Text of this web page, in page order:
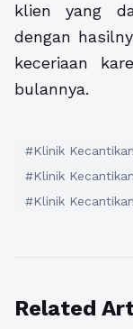
klien yang
dengan
keceriaan
bulannya.
#Klinik Kecantikan
#Klinik
#Klinik
Related